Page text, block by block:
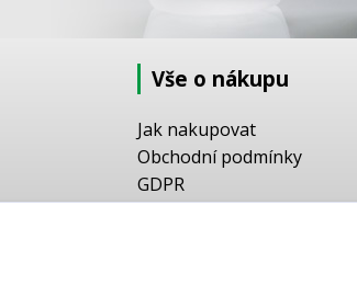
Vše o nákupu
Jak nakupovat
Obchodní podmínky
GDPR